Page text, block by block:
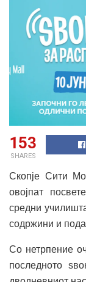
153
SHARES
Скопје Сити
овојпат
средни
содржини и
Со нетрпение
последното